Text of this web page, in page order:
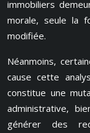
immobiliers
morale, seule la
modifiée.
Néanmoins,
cause cette
constitue une
administrative,
générer des